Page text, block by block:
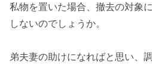
私物を置いた場合、 撤去の対象
しないのでしょうか。
弟夫妻の助けになればと思い、